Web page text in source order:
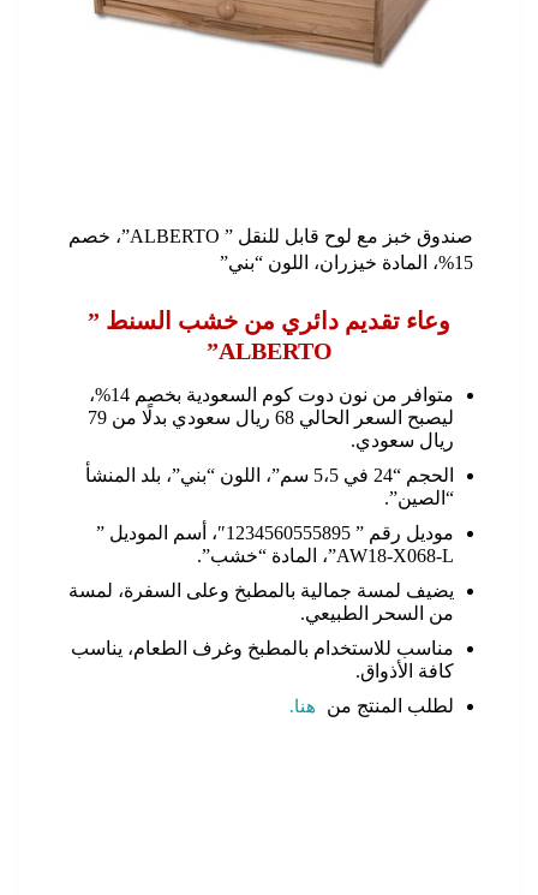
صندوق خبز مع لوح قابل للنقل ” ALBERTO”، خصم
15%، المادة خيزران، اللون “بني”
وعاء تقديم دائري من خشب السنط ”
ALBERTO”
متوافر من نون دوت كوم السعودية بخصم 14%،
ليصبح السعر الحالي 68 ريال سعودي بدلًا من 79
ريال سعودي.
الحجم “24 في 5،5 سم”، اللون “بني”، بلد المنشأ
“الصين”.
موديل رقم ” 1234560555895″، أسم الموديل ”
AW18-X068-L”، المادة “خشب”.
يضيف لمسة جمالية بالمطبخ وعلى السفرة، لمسة
من السحر الطبيعي.
مناسب للاستخدام بالمطبخ وغرف الطعام، يناسب
كافة الأذواق.
لطلب المنتج من
هنا.